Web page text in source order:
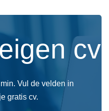
cv
Vul de velden in
gratis cv.